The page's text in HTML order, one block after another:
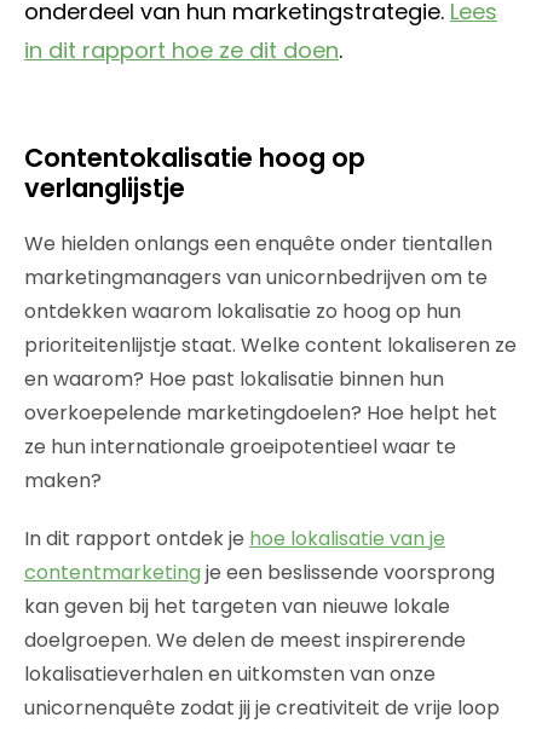
onderdeel van hun marketingstrategie. Lees
in dit rapport hoe ze dit doen.
Contentokalisatie hoog op
verlanglijstje
We hielden onlangs een enquête onder tientallen
marketingmanagers van unicornbedrijven om te
ontdekken waarom lokalisatie zo hoog op hun
prioriteitenlijstje staat. Welke content lokaliseren ze
en waarom? Hoe past lokalisatie binnen hun
overkoepelende marketingdoelen? Hoe helpt het
ze hun internationale groeipotentieel waar te
maken?
In dit rapport ontdek je hoe lokalisatie van je
contentmarketing je een beslissende voorsprong
kan geven bij het targeten van nieuwe lokale
doelgroepen. We delen de meest inspirerende
lokalisatieverhalen en uitkomsten van onze
unicornenquête zodat jij je creativiteit de vrije loop